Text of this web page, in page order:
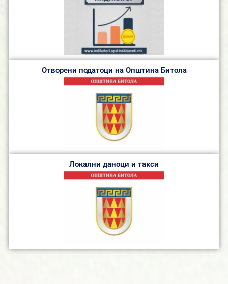
Отворени податоци на Општина Битола
Локални даноци и такси